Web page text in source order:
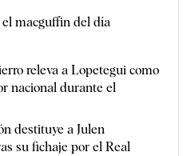
macguffin del día
releva a Lopetegui como
nacional durante el
destituye a Julen
su fichaje por el Real